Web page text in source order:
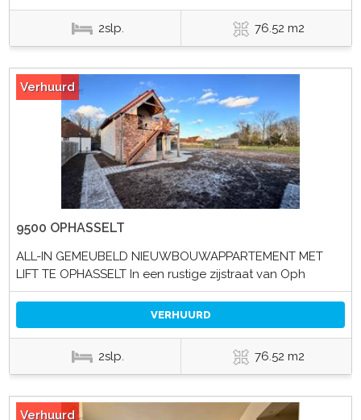
2slp. 76.52 m2
Verhuurd
9500 OPHASSELT
ALL-IN GEMEUBELD NIEUWBOUWAPPARTEMENT MET
LIFT TE OPHASSELT In een rustige zijstraat van Oph
VERHUURD
2slp. 76.52 m2
Verhuurd